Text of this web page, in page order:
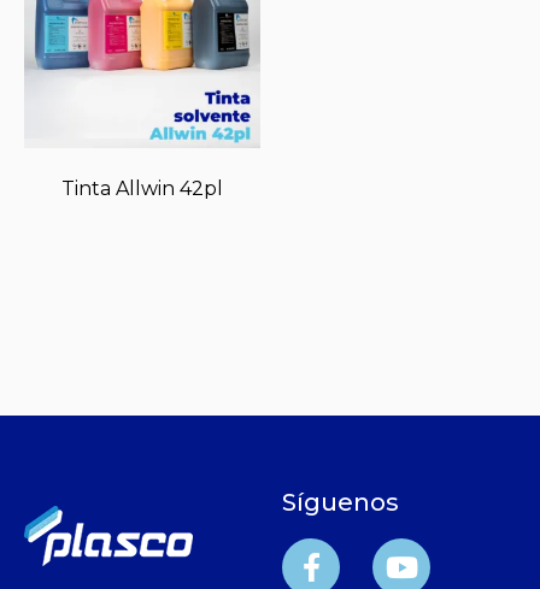
Tinta Allwin 42pl
Síguenos